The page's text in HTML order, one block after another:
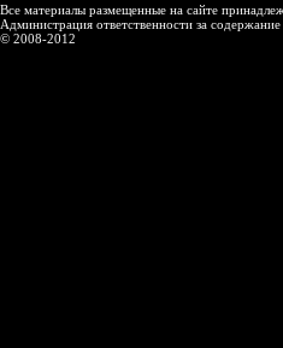
Все материалы размещенные на сайте
Администрация ответственности за
© 2008-2012